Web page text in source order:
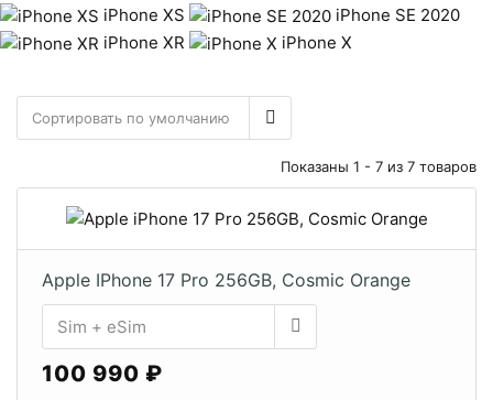
iPhone XS
iPhone SE 2020
iPhone XR
iPhone X
Показаны 1 - 7 из 7 товаров
Apple IPhone 17 Pro 256GB, Cosmic Orange
100 990 ₽